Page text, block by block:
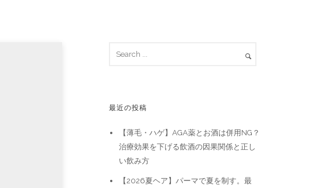
最近の投稿
【薄毛・ハゲ】AGA薬とお酒は併用NG？
治療効果を下げる飲酒の因果関係と正し
い飲み方
【2026夏ヘア】パーマで夏を制す。最